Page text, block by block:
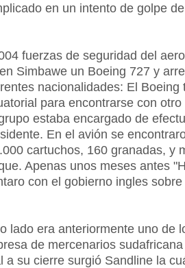
en un intento de golpe
fuerzas de seguridad del
Simbawe un Boeing 727 y
nacionalidades: El Boeing
para encontrarse con otro
estaba encargado de
En el avión se
cartuchos, 160 granadas, y
Apenas unos meses antes
con el gobierno ingles
lado era anteriormente uno de
de mercenarios
a su cierre surgió Sandline la